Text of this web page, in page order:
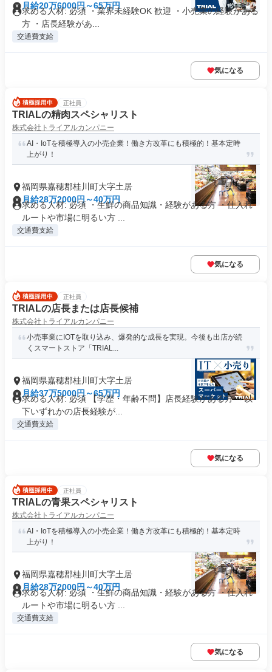
月給20万6000円～65万円
求める人材: 必須 ・業界未経験OK 歓迎 ・小売業の経験がある
方 ・店長経験があ...
交通費支給
気になる
正社員
TRIALの精肉スペシャリスト
株式会社トライアルカンパニー
AI・IoTを積極導入の小売企業！働き方改革にも積極的！基本定時
上がり！
福岡県嘉穂郡桂川町大字土居
月給28万2000円～40万円
求める人材: 必須 ・生鮮の商品知識・経験がある方 ・仕入れ
ルートや市場に明るい方 ...
交通費支給
気になる
正社員
TRIALの店長または店長候補
株式会社トライアルカンパニー
小売事業にIOTを取り込み、爆発的な成長を実現。今後も出店が続
くスマートストア「TRIAL...
福岡県嘉穂郡桂川町大字土居
月給37万5000円～65万円
求める人材: 必須 【学歴・年齢不問】店長経験がある方 ～以
下いずれかの店長経験が...
交通費支給
気になる
正社員
TRIALの青果スペシャリスト
株式会社トライアルカンパニー
AI・IoTを積極導入の小売企業！働き方改革にも積極的！基本定時
上がり！
福岡県嘉穂郡桂川町大字土居
月給28万2000円～40万円
求める人材: 必須 ・生鮮の商品知識・経験がある方 ・仕入れ
ルートや市場に明るい方 ...
交通費支給
気になる